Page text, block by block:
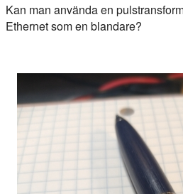
Kan man använda en
Ethernet som en blandare?